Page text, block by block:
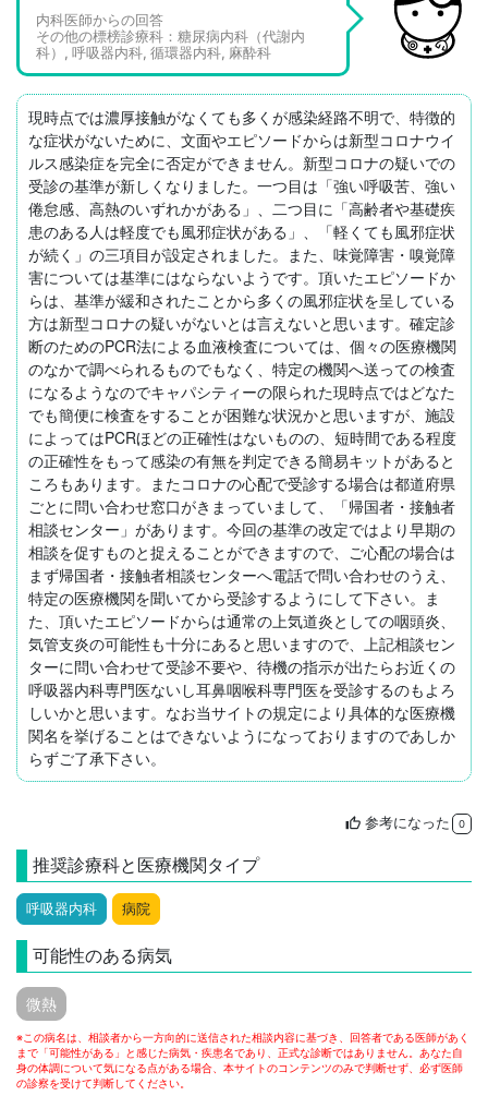
内科医師からの回答
その他の標榜診療科：糖尿病内科（代謝内
科）, 呼吸器内科, 循環器内科, 麻酔科
現時点では濃厚接触がなくても多くが感染経路不明で、特徴的
な症状がないために、文面やエピソードからは新型コロナウイ
ルス感染症を完全に否定ができません。新型コロナの疑いでの
受診の基準が新しくなりました。一つ目は「強い呼吸苦、強い
倦怠感、高熱のいずれかがある」、二つ目に「高齢者や基礎疾
患のある人は軽度でも風邪症状がある」、「軽くても風邪症状
が続く」の三項目が設定されました。また、味覚障害・嗅覚障
害については基準にはならないようです。頂いたエピソードか
らは、基準が緩和されたことから多くの風邪症状を呈している
方は新型コロナの疑いがないとは言えないと思います。確定診
断のためのPCR法による血液検査については、個々の医療機関
のなかで調べられるものでもなく、特定の機関へ送っての検査
になるようなのでキャパシティーの限られた現時点ではどなた
でも簡便に検査をすることが困難な状況かと思いますが、施設
によってはPCRほどの正確性はないものの、短時間である程度
の正確性をもって感染の有無を判定できる簡易キットがあると
ころもあります。またコロナの心配で受診する場合は都道府県
ごとに問い合わせ窓口がきまっていまして、「帰国者・接触者
相談センター」があります。今回の基準の改定ではより早期の
相談を促すものと捉えることができますので、ご心配の場合は
まず帰国者・接触者相談センターへ電話で問い合わせのうえ、
特定の医療機関を聞いてから受診するようにして下さい。ま
た、頂いたエピソードからは通常の上気道炎としての咽頭炎、
気管支炎の可能性も十分にあると思いますので、上記相談セン
ターに問い合わせて受診不要や、待機の指示が出たらお近くの
呼吸器内科専門医ないし耳鼻咽喉科専門医を受診するのもよろ
しいかと思います。なお当サイトの規定により具体的な医療機
関名を挙げることはできないようになっておりますのであしか
らずご了承下さい。
thumb_up 参考になった 0
推奨診療科と医療機関タイプ
呼吸器内科 病院
可能性のある病気
微熱
※この病名は、相談者から一方向的に送信された相談内容に基づき、回答者である医師があく
まで「可能性がある」と感じた病気・疾患名であり、正式な診断ではありません。あなた自
身の体調について気になる点がある場合、本サイトのコンテンツのみで判断せず、必ず医師
の診察を受けて判断してください。